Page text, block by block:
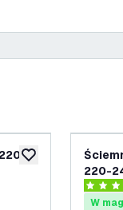
dodaj do listy
220-
4.4
W